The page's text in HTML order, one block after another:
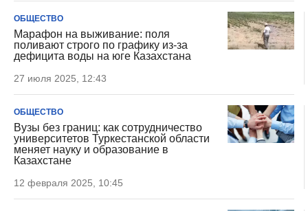
ОБЩЕСТВО
Марафон на выживание: поля
поливают строго по графику из-за
дефицита воды на юге Казахстана
27 июля 2025, 12:43
ОБЩЕСТВО
Вузы без границ: как сотрудничество
университетов Туркестанской области
меняет науку и образование в
Казахстане
12 февраля 2025, 10:45